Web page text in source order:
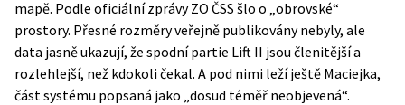
mapě. Podle oficiální zprávy ZO ČSS šlo o „obrovské“
prostory. Přesné rozměry veřejně publikovány nebyly, ale
data jasně ukazují, že spodní partie Lift II jsou členitější a
rozlehlejší, než kdokoli čekal. A pod nimi leží ještě Maciejka,
část systému popsaná jako „dosud téměř neobjevená“.